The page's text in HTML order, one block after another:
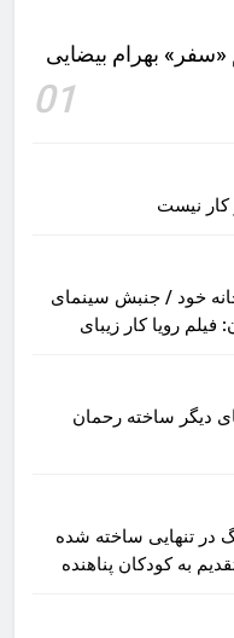
بهرام بیضایی
01
کار نیست
خود / جنبش سینمای
فیلم رویا کار زیبای
دیگر ساخته رحمان
در تنهایی ساخته شده
به کودکان پناهنده